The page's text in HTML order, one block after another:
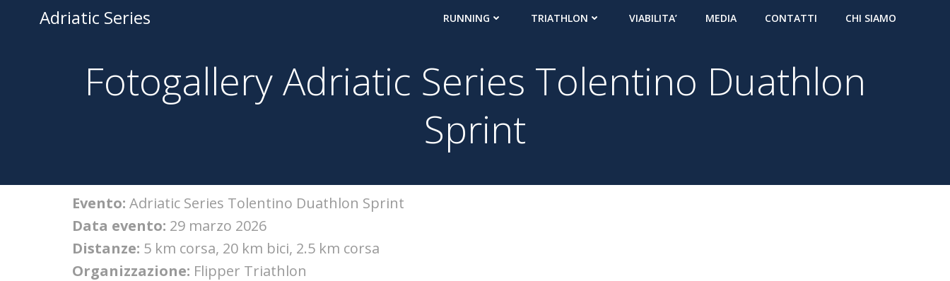
Adriatic Series RUNNING TRIATHLON VIABILITA’ MEDIA CONTATTI CHI SIAMO
Fotogallery Adriatic Series Tolentino Duathlon
Sprint
Evento: Adriatic Series Tolentino Duathlon Sprint
Data evento: 29 marzo 2026
Distanze: 5 km corsa, 20 km bici, 2.5 km corsa
Organizzazione: Flipper Triathlon